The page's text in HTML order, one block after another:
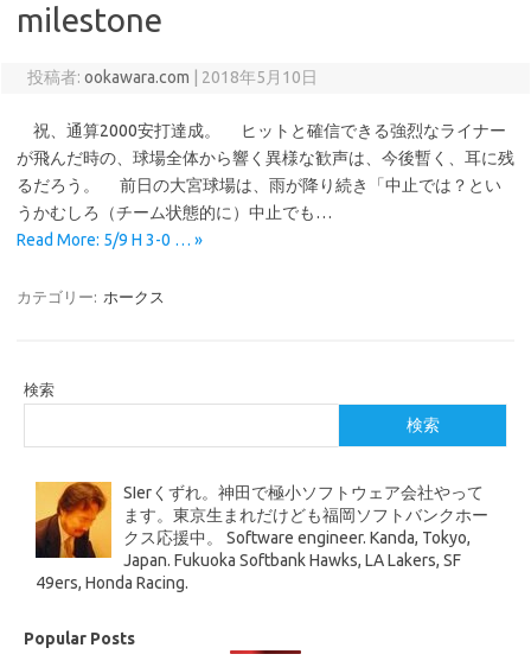
milestone
投稿者: ookawara.com 2018年5月10日
祝、通算2000安打達成。 ヒットと確信できる強烈なライナー
が飛んだ時の、球場全体から響く異様な歓声は、今後暫く、耳に残
るだろう。 前日の大宮球場は、雨が降り続き「中止では？とい
うかむしろ（チーム状態的に）中止でも…
Read More: 5/9 H 3-0 … »
カテゴリー: ホークス
検索
検索
SIerくずれ。神田で極小ソフトウェア会社やって
ます。東京生まれだけども福岡ソフトバンクホー
クス応援中。 Software engineer. Kanda, Tokyo,
Japan. Fukuoka Softbank Hawks, LA Lakers, SF
49ers, Honda Racing.
Popular Posts